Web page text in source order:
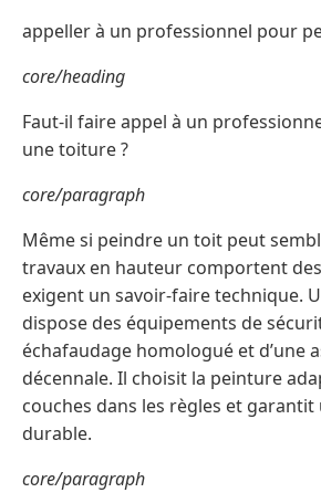
appeller à un professionnel pour
core/heading
Faut-il faire appel à un
une toiture ?
core/paragraph
Même si peindre un toit peut
travaux en hauteur comportent
exigent un savoir-faire technique.
dispose des équipements de
échafaudage homologué et d’une
décennale. Il choisit la peinture
couches dans les règles et
durable.
core/paragraph